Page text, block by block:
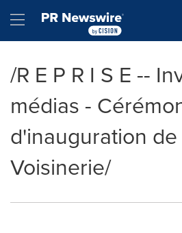
Hamburger menu
/R E P R I S E --
médias -
d'inauguration de
Voisinerie/